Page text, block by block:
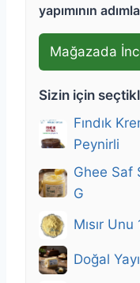
yapımının
Mağazada
Sizin için
Fındık
Peynirli
Ghee Saf
G
Mısır Unu
Doğal